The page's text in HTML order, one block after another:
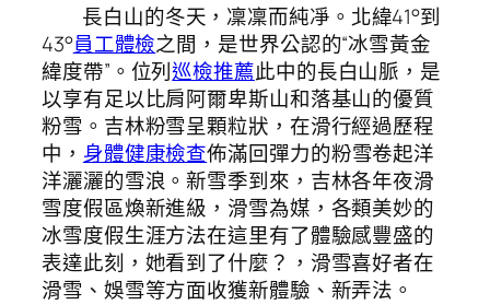
長白山的冬天，凜凜而純凈。北緯41°到
43°員工體檢之間，是世界公認的“冰雪黃金
緯度帶”。位列巡檢推薦此中的長白山脈，是
以享有足以比肩阿爾卑斯山和落基山的優質
粉雪。吉林粉雪呈顆粒狀，在滑行經過歷程
中， 身體健康檢查佈滿回彈力的粉雪卷起洋
洋灑灑的雪浪。新雪季到來，吉林各年夜滑
雪度假區煥新進級，滑雪為媒，各類美妙的
冰雪度假生涯方法在這里有了體驗感豐盛的
表達此刻，她看到了什麼？，滑雪喜好者在
滑雪、娛雪等方面收獲新體驗、新弄法。